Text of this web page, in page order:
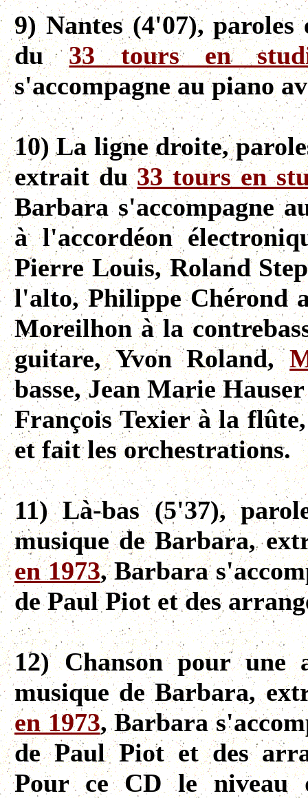
9) Nantes (4'07),
du33 tours en
s'accompagne au piano
10) La ligne droite,
extrait du33 tours en
Barbara s'accompagne
à l'accordéon
Pierre Louis, Roland
l'alto, Philippe Chérond
Moreilhon à la
guitare, Yvon Roland,
basse, Jean Marie
François Texier à la
et fait les orchestrations.
11) Là-bas (5'37),
musique de Barbara,
en 1973, Barbara
de Paul Piot et des
12) Chanson pour une
musique de Barbara,
en 1973, Barbara
de Paul Piot et des
Pour ce CD le niveau